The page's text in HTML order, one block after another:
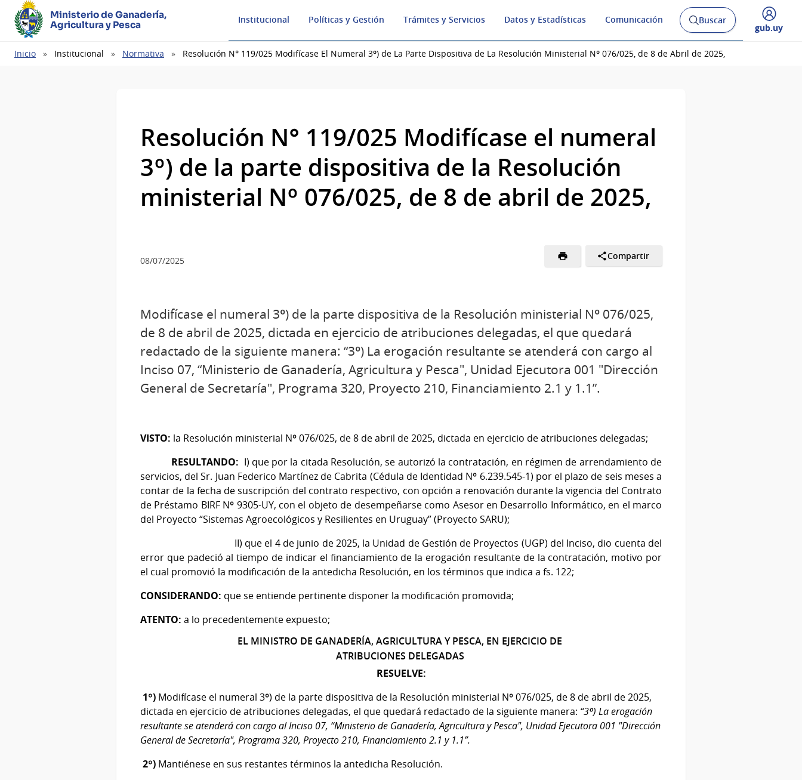
Ministerio de Ganadería,
Agricultura y Pesca
Institucional Políticas y Gestión Trámites y Servicios Datos y Estadísticas Comunicación
Abrir
buscador
y
Buscar
Desplegar
gub.uy
Ruta
Inicio Institucional Normativa Resolución N° 119/025 Modifícase El Numeral 3º) de La Parte Dispositiva de La Resolución Ministerial Nº 076/025, de 8 de Abril de 2025,
Resolución N° 119/025 Modifícase el numeral
3º) de la parte dispositiva de la Resolución
ministerial Nº 076/025, de 8 de abril de 2025,
08/07/2025 Compartir
Modifícase el numeral 3º) de la parte dispositiva de la Resolución ministerial Nº 076/025,
de 8 de abril de 2025, dictada en ejercicio de atribuciones delegadas, el que quedará
redactado de la siguiente manera: “3º) La erogación resultante se atenderá con cargo al
Inciso 07, “Ministerio de Ganadería, Agricultura y Pesca", Unidad Ejecutora 001 "Dirección
General de Secretaría", Programa 320, Proyecto 210, Financiamiento 2.1 y 1.1”.
VISTO: la Resolución ministerial Nº 076/025, de 8 de abril de 2025, dictada en ejercicio de atribuciones delegadas;
RESULTANDO: I) que por la citada Resolución, se autorizó la contratación, en régimen de arrendamiento de
servicios, del Sr. Juan Federico Martínez de Cabrita (Cédula de Identidad Nº 6.239.545-1) por el plazo de seis meses a
contar de la fecha de suscripción del contrato respectivo, con opción a renovación durante la vigencia del Contrato
de Préstamo BIRF Nº 9305-UY, con el objeto de desempeñarse como Asesor en Desarrollo Informático, en el marco
del Proyecto “Sistemas Agroecológicos y Resilientes en Uruguay” (Proyecto SARU);
II) que el 4 de junio de 2025, la Unidad de Gestión de Proyectos (UGP) del Inciso, dio cuenta del
error que padeció al tiempo de indicar el financiamiento de la erogación resultante de la contratación, motivo por
el cual promovió la modificación de la antedicha Resolución, en los términos que indica a fs. 122;
CONSIDERANDO: que se entiende pertinente disponer la modificación promovida;
ATENTO: a lo precedentemente expuesto;
EL MINISTRO DE GANADERÍA, AGRICULTURA Y PESCA, EN EJERCICIO DE
ATRIBUCIONES DELEGADAS
RESUELVE:
1º) Modifícase el numeral 3º) de la parte dispositiva de la Resolución ministerial Nº 076/025, de 8 de abril de 2025,
dictada en ejercicio de atribuciones delegadas, el que quedará redactado de la siguiente manera: “3º) La erogación
resultante se atenderá con cargo al Inciso 07, “Ministerio de Ganadería, Agricultura y Pesca", Unidad Ejecutora 001 "Dirección
General de Secretaría", Programa 320, Proyecto 210, Financiamiento 2.1 y 1.1”.
2º) Mantiénese en sus restantes términos la antedicha Resolución.